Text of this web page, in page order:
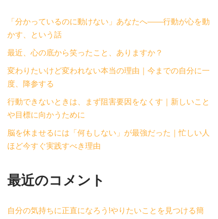
「分かっているのに動けない」あなたへ——行動が心を動
かす、という話
最近、心の底から笑ったこと、ありますか？
変わりたいけど変われない本当の理由｜今までの自分に一
度、降参する
行動できないときは、まず阻害要因をなくす｜新しいこと
や目標に向かうために
脳を休ませるには「何もしない」が最強だった｜忙しい人
ほど今すぐ実践すべき理由
最近のコメント
自分の気持ちに正直になろう!やりたいことを見つける簡